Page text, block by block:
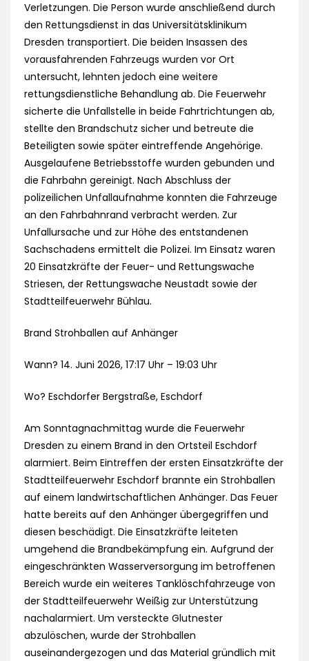
Verletzungen. Die Person wurde anschließend durch
den Rettungsdienst in das Universitätsklinikum
Dresden transportiert. Die beiden Insassen des
vorausfahrenden Fahrzeugs wurden vor Ort
untersucht, lehnten jedoch eine weitere
rettungsdienstliche Behandlung ab. Die Feuerwehr
sicherte die Unfallstelle in beide Fahrtrichtungen ab,
stellte den Brandschutz sicher und betreute die
Beteiligten sowie später eintreffende Angehörige.
Ausgelaufene Betriebsstoffe wurden gebunden und
die Fahrbahn gereinigt. Nach Abschluss der
polizeilichen Unfallaufnahme konnten die Fahrzeuge
an den Fahrbahnrand verbracht werden. Zur
Unfallursache und zur Höhe des entstandenen
Sachschadens ermittelt die Polizei. Im Einsatz waren
20 Einsatzkräfte der Feuer- und Rettungswache
Striesen, der Rettungswache Neustadt sowie der
Stadtteilfeuerwehr Bühlau.
Brand Strohballen auf Anhänger
Wann? 14. Juni 2026, 17:17 Uhr – 19:03 Uhr
Wo? Eschdorfer Bergstraße, Eschdorf
Am Sonntagnachmittag wurde die Feuerwehr
Dresden zu einem Brand in den Ortsteil Eschdorf
alarmiert. Beim Eintreffen der ersten Einsatzkräfte der
Stadtteilfeuerwehr Eschdorf brannte ein Strohballen
auf einem landwirtschaftlichen Anhänger. Das Feuer
hatte bereits auf den Anhänger übergegriffen und
diesen beschädigt. Die Einsatzkräfte leiteten
umgehend die Brandbekämpfung ein. Aufgrund der
eingeschränkten Wasserversorgung im betroffenen
Bereich wurde ein weiteres Tanklöschfahrzeuge von
der Stadtteilfeuerwehr Weißig zur Unterstützung
nachalarmiert. Um versteckte Glutnester
abzulöschen, wurde der Strohballen
auseinandergezogen und das Material gründlich mit